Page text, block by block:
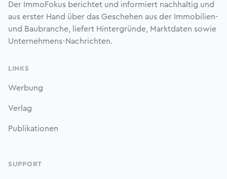
Der ImmoFokus berichtet und informiert nachhaltig und
aus erster Hand über das Geschehen aus der Immobilien-
und Baubranche, liefert Hintergründe, Marktdaten sowie
Unternehmens-Nachrichten.
LINKS
Werbung
Verlag
Publikationen
SUPPORT